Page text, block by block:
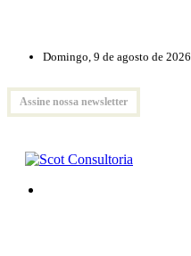
Domingo, 9 de agosto de 2026
Assine nossa newsletter